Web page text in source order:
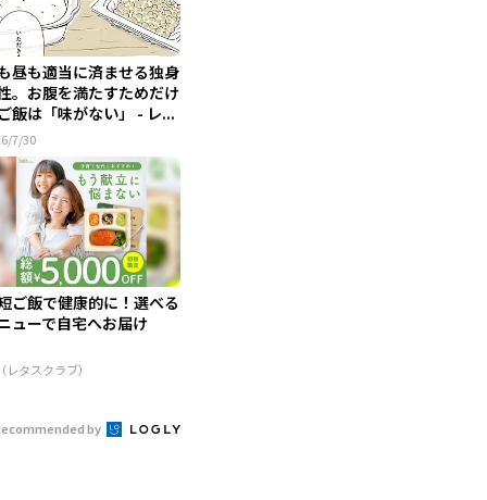
昼も適当に済ませる独身
。お腹を満たすためだけ
飯は「味がない」 - レ...
7/30
ご飯で健康的に！選べる
ューで自宅へお届け
レタスクラブ）
by